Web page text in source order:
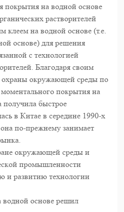
покрытия на водной основе
растворителей
клеем на водной основе (т.е.
основе) для решения
с технологией
Благодаря своим
охраны окружающей среды по
покрытия на
получила быстрое
в Китае в середине 1990-х
по-прежнему занимает
окружающей среды и
промышленности
и развитию технологии
водной основе решил